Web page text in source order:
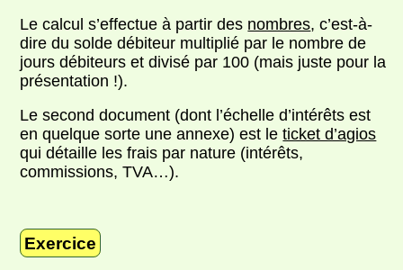
Le calcul s’effectue à partir des nombres, c’est-à-
dire du solde débiteur multiplié par le nombre de
jours débiteurs et divisé par 100 (mais juste pour la
présentation !).
Le second document (dont l’échelle d’intérêts est
en quelque sorte une annexe) est leticket d’agios
qui détaille les frais par nature (intérêts,
commissions, TVA…).
Exercice